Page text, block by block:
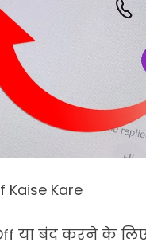
Kaise Kare
Off या बंद करने के